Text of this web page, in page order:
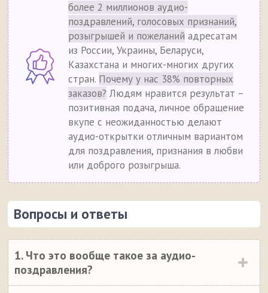
более 2 миллионов аудио-
поздравлений, голосовых признаний,
розыгрышей и пожеланий адресатам
из России, Украины, Беларуси,
Казахстана и многих-многих других
стран. Почему у нас 38% повторных
заказов? Людям нравится результат –
позитивная подача, личное обращение
вкупе с неожиданностью делают
аудио-открытки отличным вариантом
для поздравления, признания в любви
или доброго розыгрыша.
Вопросы и ответы
1. Что это вообще такое за аудио-
поздравления?